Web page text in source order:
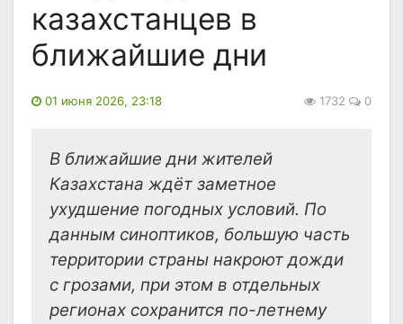
казахстанцев в
ближайшие дни
01 июня 2026, 23:18 1732 0
В ближайшие дни жителей
Казахстана ждёт заметное
ухудшение погодных условий. По
данным синоптиков, большую часть
территории страны накроют дожди
с грозами, при этом в отдельных
регионах сохранится по-летнему